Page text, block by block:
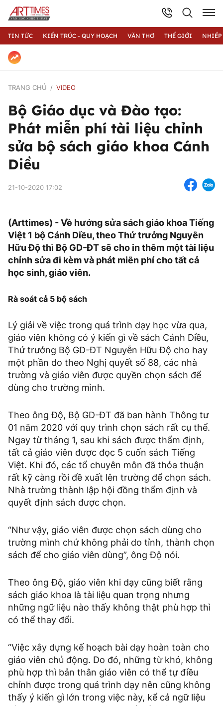
TIN TỨC KIẾN TRÚC - QUY HOẠCH VĂN THƠ THẾ GIỚI
TRANG CHỦ VIDEO
Bộ Giáo dục và Đào tạo:
Phát miễn phí tài liệu chỉnh
sửa bộ sách giáo khoa Cánh
Diều
21-10-2020 17:02
(Arttimes) - Về hướng sửa sách giáo khoa Tiếng
Việt 1 bộ Cánh Diều, theo Thứ trưởng Nguyễn
Hữu Độ thì Bộ GD-ĐT sẽ cho in thêm một tài liệu
chỉnh sửa đi kèm và phát miễn phí cho tất cả
học sinh, giáo viên.
Rà soát cả 5 bộ sách
Lý giải về việc trong quá trình dạy học vừa qua,
giáo viên không có ý kiến gì về sách Cánh Diều,
Thứ trưởng Bộ GD-ĐT Nguyễn Hữu Độ cho hay
một phần do theo Nghị quyết số 88, các nhà
trường và giáo viên được quyền chọn sách để
dùng cho trường mình.
Theo ông Độ, Bộ GD-ĐT đã ban hành Thông tư
01 năm 2020 với quy trình chọn sách rất cụ thể.
Ngay từ tháng 1, sau khi sách được thẩm định,
tất cả giáo viên được đọc 5 cuốn sách Tiếng
Việt. Khi đó, các tổ chuyên môn đã thỏa thuận
rất kỹ càng rồi đề xuất lên trường để chọn sách.
Nhà trường thành lập hội đồng thẩm định và
quyết định sách được chọn.
“Như vậy, giáo viên được chọn sách dùng cho
trường mình chứ không phải do tỉnh, thành chọn
sách để cho giáo viên dùng”, ông Độ nói.
Theo ông Độ, giáo viên khi dạy cũng biết rằng
sách giáo khoa là tài liệu quan trọng nhưng
những ngữ liệu nào thấy không thật phù hợp thì
có thể thay đổi.
“Việc xây dựng kế hoạch bài dạy hoàn toàn cho
giáo viên chủ động. Do đó, những từ khó, không
phù hợp thì bản thân giáo viên có thể tự điều
chỉnh được trong quá trình dạy nên cũng không
thấy ý kiến gì lớn trong việc này, kể cả ngữ liệu